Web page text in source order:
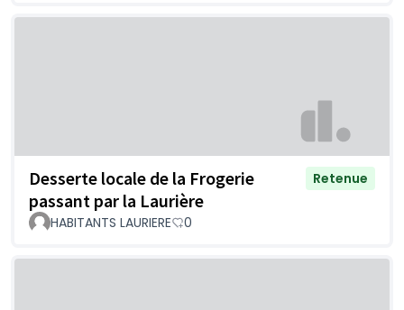
Desserte locale de la Frogerie
passant par la Laurière
Retenue
HABITANTS LAURIERE 0